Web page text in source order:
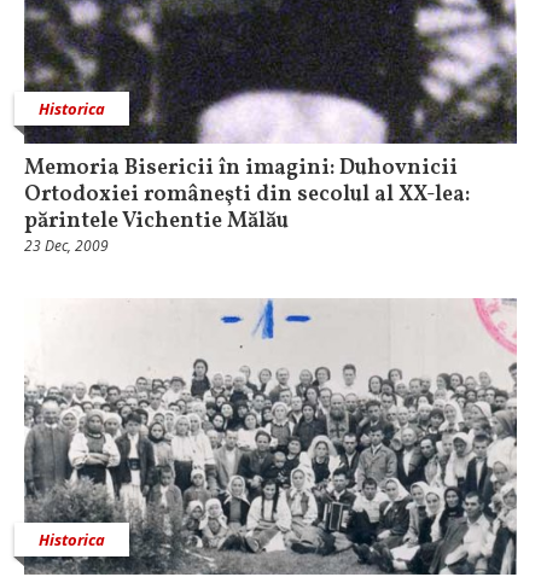
Historica
Memoria Bisericii în imagini: Duhovnicii
Ortodoxiei româneşti din secolul al XX-lea:
părintele Vichentie Mălău
23 Dec, 2009
Historica